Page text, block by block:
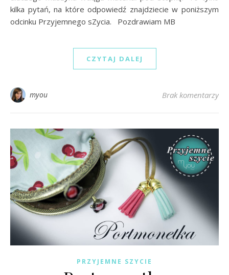
kilka pytań, na które odpowiedź znajdziecie w poniższym
odcinku Przyjemnego sZycia. Pozdrawiam MB
CZYTAJ DALEJ
myou Brak komentarzy
PRZYJEMNE SZYCIE